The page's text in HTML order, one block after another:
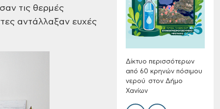
τις θερμές
αντάλλαξαν ευχές
Ονουφρίου
Πίνακες Κατάταξης
Δίκτυο περισσότερων
από 60 κρηνών πόσιμου
νερού στον Δήμο
Χανίων
με